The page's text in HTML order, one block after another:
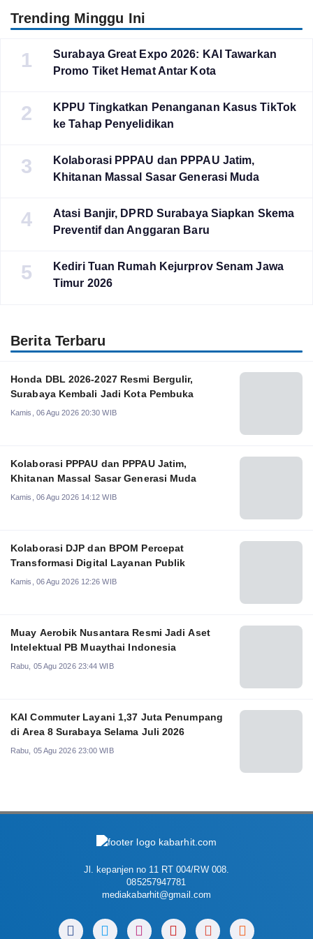
Trending Minggu Ini
1
Surabaya Great Expo 2026: KAI Tawarkan
Promo Tiket Hemat Antar Kota
2
KPPU Tingkatkan Penanganan Kasus TikTok
ke Tahap Penyelidikan
3
Kolaborasi PPPAU dan PPPAU Jatim,
Khitanan Massal Sasar Generasi Muda
4
Atasi Banjir, DPRD Surabaya Siapkan Skema
Preventif dan Anggaran Baru
5
Kediri Tuan Rumah Kejurprov Senam Jawa
Timur 2026
Berita Terbaru
Honda DBL 2026-2027 Resmi Bergulir,
Surabaya Kembali Jadi Kota Pembuka
Kamis, 06 Agu 2026 20:30 WIB
Kolaborasi PPPAU dan PPPAU Jatim,
Khitanan Massal Sasar Generasi Muda
Kamis, 06 Agu 2026 14:12 WIB
Kolaborasi DJP dan BPOM Percepat
Transformasi Digital Layanan Publik
Kamis, 06 Agu 2026 12:26 WIB
Muay Aerobik Nusantara Resmi Jadi Aset
Intelektual PB Muaythai Indonesia
Rabu, 05 Agu 2026 23:44 WIB
KAI Commuter Layani 1,37 Juta Penumpang
di Area 8 Surabaya Selama Juli 2026
Rabu, 05 Agu 2026 23:00 WIB
Jl. kepanjen no 11 RT 004/RW 008.
085257947781
mediakabarhit@gmail.com